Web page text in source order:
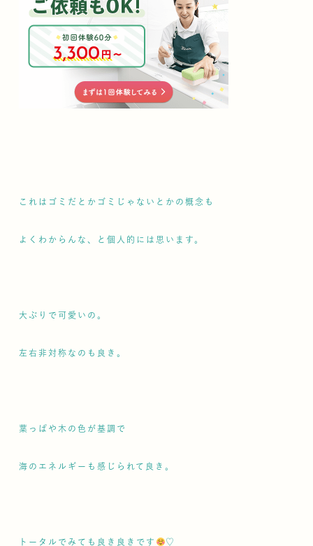
これはゴミだとかゴミじゃないとかの概念も
よくわからんな、と個人的には思います。
大ぶりで可愛いの。
左右非対称なのも良き。
葉っぱや木の色が基調で
海のエネルギーも感じられて良き。
トータルでみても良き良きです ♡